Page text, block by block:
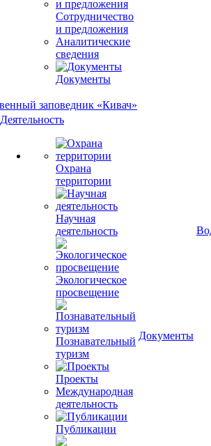
Сотрудничество
и предложения
Аналитические
сведения
Документы
Деятельность
Охрана
территории
Научная
деятельность
Экологическое
просвещение
Познавательный
туризм
Проекты
Международная
деятельность
Публикации
Документы